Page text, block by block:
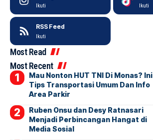
Ikuti Ikuti
RSS Feed
Ikuti
Most Read
Most Recent
Mau Nonton HUT TNI Di Monas? Ini
Tips Transportasi Umum Dan Info
Area Parkir
Ruben Onsu dan Desy Ratnasari
Menjadi Perbincangan Hangat di
Media Sosial